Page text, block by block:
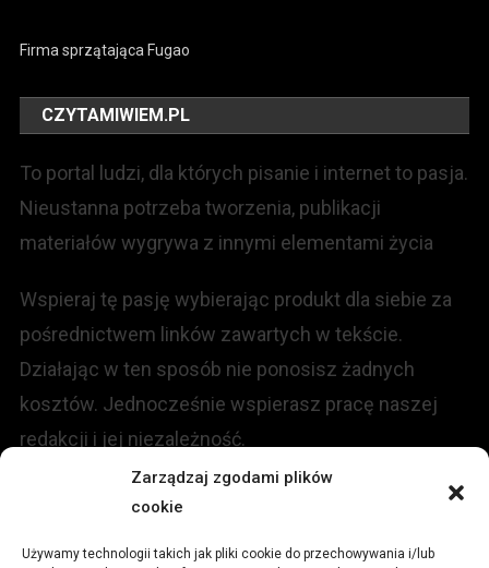
Zarządzaj zgodami plików
cookie
Używamy technologii takich jak pliki cookie do przechowywania i/lub
Firma sprzątająca Fugao
CZYTAMIWIEM.PL
To portal ludzi, dla których pisanie i internet to pasja.
Nieustanna potrzeba tworzenia, publikacji
materiałów wygrywa z innymi elementami życia
Wspieraj tę pasję wybierając produkt dla siebie za
pośrednictwem linków zawartych w tekście.
Działając w ten sposób nie ponosisz żadnych
kosztów. Jednocześnie wspierasz pracę naszej
redakcji i jej niezależność.